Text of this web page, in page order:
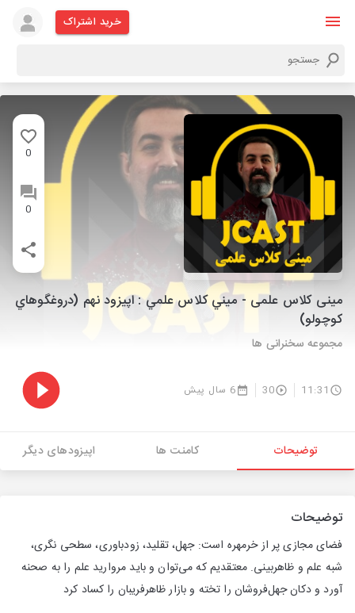
خرید اشتراک
0
0
مینی کلاس علمی - ميني كلاس علمي : اپيزود نهم (دروغگوهاي
كوچولو)
مجموعه سخنرانی ها
11:31
30 6 سال پیش
توضیحات کامنت ها اپیزودهای دیگر
توضیحات
فضای مجازی پر از خرمهره است: جهل، تقلید، زودباوری، سطحی نگری،
شبه علم و ظاهربینی. معتقدیم که می‌توان و باید مروارید علم را به صحنه
آورد و دکان جهل‌فروشان را تخته و بازار ظاهرفریبان را کساد کرد